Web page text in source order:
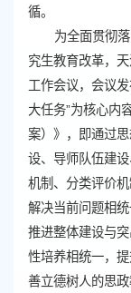
循。
为全面贯彻
究生教育改革，
工作会议，会议
大任务”为核心内
案）》 ，即通过
设、导师队伍建
机制、分类评价
解决当前问题相
推进整体建设与
性培养相统一，
善立德树人的思